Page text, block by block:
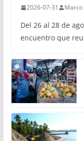
2026-07-31 Marco
Del 26 al 28 de
encuentro que